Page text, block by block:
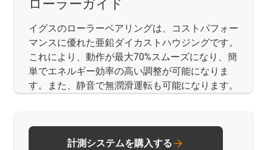
ローラーガイド
イグスのローラーベアリングは、コストパフォー
マンスに優れた亜鉛ダイカストハウジングです。
これにより、動作が最大70%スムーズになり、簡
単でエネルギー効率の高い調整が可能になりま
す。また、静音で無潤滑運転も可能になります。
計測システムを購入する